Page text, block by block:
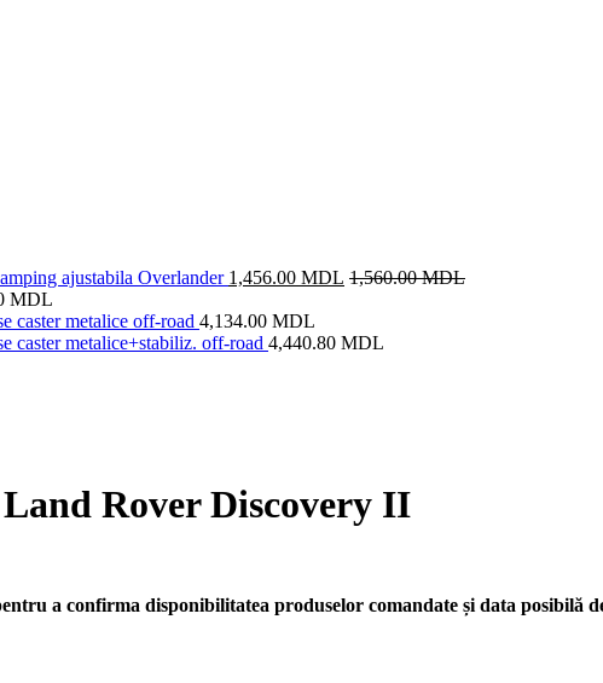
ajustabila Overlander 1,456.00 MDL 1,560.00MDL
MDL
caster metalice off-road 4,134.00 MDL
caster metalice+stabiliz. off-road 4,440.80 MDL
Rover Discovery II
a confirma disponibilitatea produselor comandate și data posibilă